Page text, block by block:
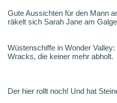
Gute Aussichten für den Mann
räkelt sich Sarah Jane am
Wüstenschiffe in Wonder Valley:
Wracks, die keiner mehr abholt.
Der hier rollt noch! Und hat